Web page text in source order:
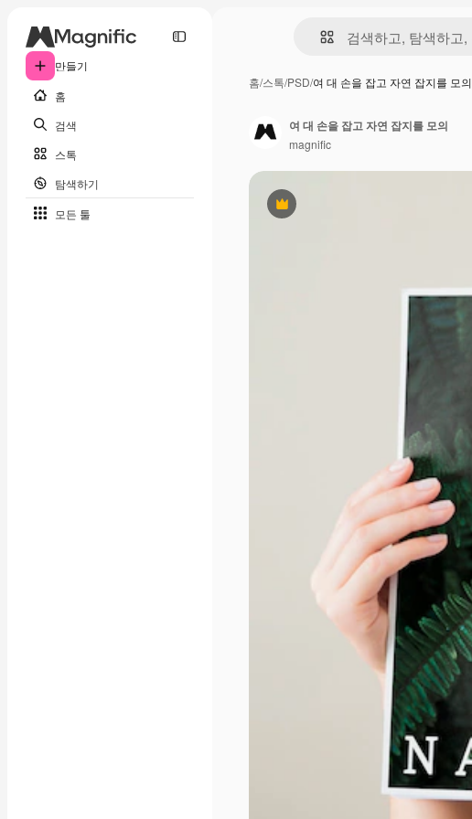
만들기
홈
검색
스톡
탐색하기
모든 툴
홈/스톡/PSD/여 대 손을 잡고 자연 잡지를 모의
프리미엄
여 대 손을 잡고 자연 잡지를 모의
magnific